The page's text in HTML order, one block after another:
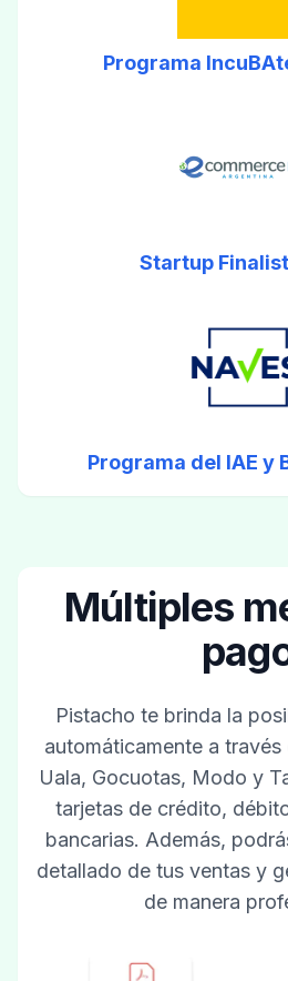
Programa
Startup
Programa del IAE y
Múltiples
Pistacho te brinda la
automáticamente a
Uala, Gocuotas, Modo y
tarjetas de crédito,
bancarias. Además,
detallado de tus ventas y
de manera